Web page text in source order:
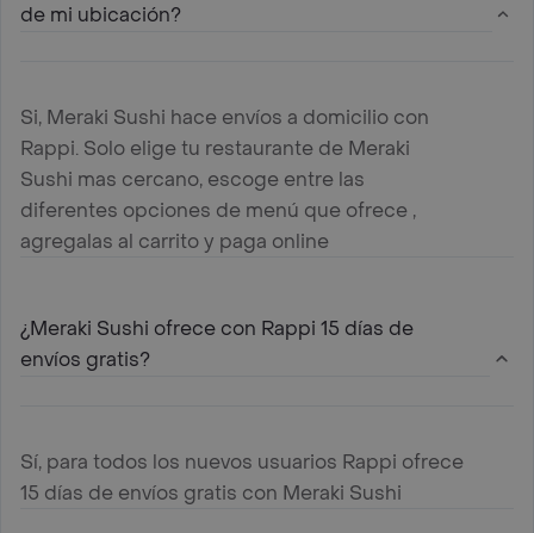
de mi ubicación?
Si, Meraki Sushi hace envíos a domicilio con
Rappi. Solo elige tu restaurante de Meraki
Sushi mas cercano, escoge entre las
diferentes opciones de menú que ofrece ,
agregalas al carrito y paga online
¿Meraki Sushi ofrece con Rappi 15 días de
envíos gratis?
Sí, para todos los nuevos usuarios Rappi ofrece
15 días de envíos gratis con Meraki Sushi